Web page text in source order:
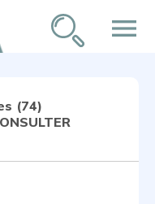
menu
(74)